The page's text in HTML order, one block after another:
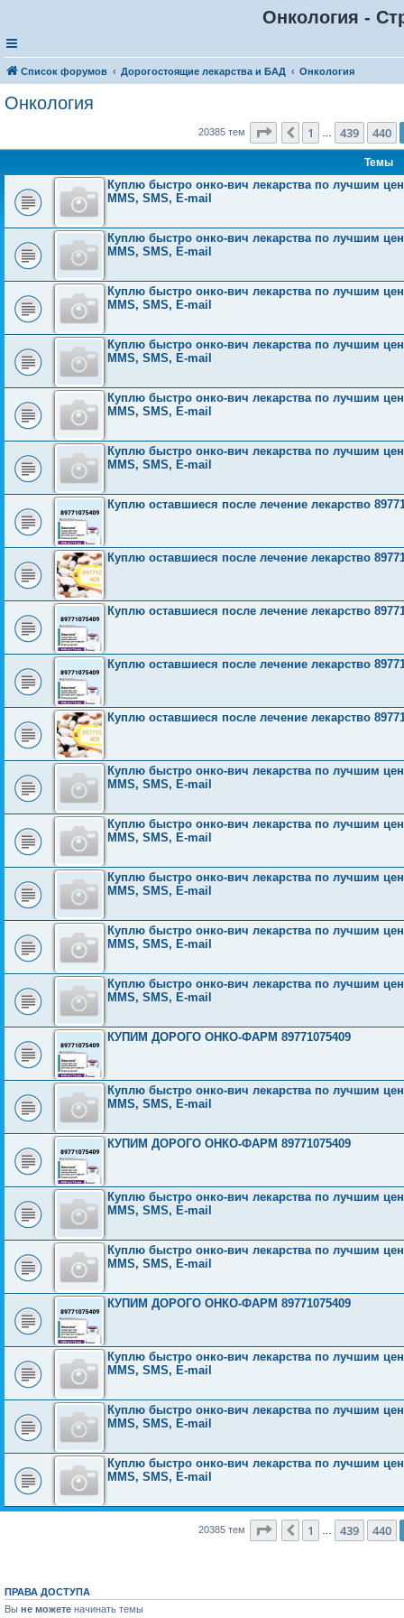
Онкология -
Список форумов Дорогостоящие лекарства и БАД Онкология
Онкология
20385 тем Страница 441из 816
Пред.
1 439 440
Темы
Куплю быстро онко-вич лекарства по лучшим
MMS, SMS, E-mail
Куплю быстро онко-вич лекарства по лучшим
MMS, SMS, E-mail
Куплю быстро онко-вич лекарства по лучшим
MMS, SMS, E-mail
Куплю быстро онко-вич лекарства по лучшим
MMS, SMS, E-mail
Куплю быстро онко-вич лекарства по лучшим
MMS, SMS, E-mail
Куплю быстро онко-вич лекарства по лучшим
MMS, SMS, E-mail
Куплю оставшиеся после лечение лекарство
Куплю оставшиеся после лечение лекарство
Куплю оставшиеся после лечение лекарство
Куплю оставшиеся после лечение лекарство
Куплю оставшиеся после лечение лекарство
Куплю быстро онко-вич лекарства по лучшим
MMS, SMS, E-mail
Куплю быстро онко-вич лекарства по лучшим
MMS, SMS, E-mail
Куплю быстро онко-вич лекарства по лучшим
MMS, SMS, E-mail
Куплю быстро онко-вич лекарства по лучшим
MMS, SMS, E-mail
Куплю быстро онко-вич лекарства по лучшим
MMS, SMS, E-mail
КУПИМ ДОРОГО ОНКО-ФАРМ 89771075409
Куплю быстро онко-вич лекарства по лучшим
MMS, SMS, E-mail
КУПИМ ДОРОГО ОНКО-ФАРМ 89771075409
Куплю быстро онко-вич лекарства по лучшим
MMS, SMS, E-mail
Куплю быстро онко-вич лекарства по лучшим
MMS, SMS, E-mail
КУПИМ ДОРОГО ОНКО-ФАРМ 89771075409
Куплю быстро онко-вич лекарства по лучшим
MMS, SMS, E-mail
Куплю быстро онко-вич лекарства по лучшим
MMS, SMS, E-mail
Куплю быстро онко-вич лекарства по лучшим
MMS, SMS, E-mail
20385 тем Страница 441из 816
Пред.
1 439 440
ПРАВА ДОСТУПА
Вы не можете начинать темы